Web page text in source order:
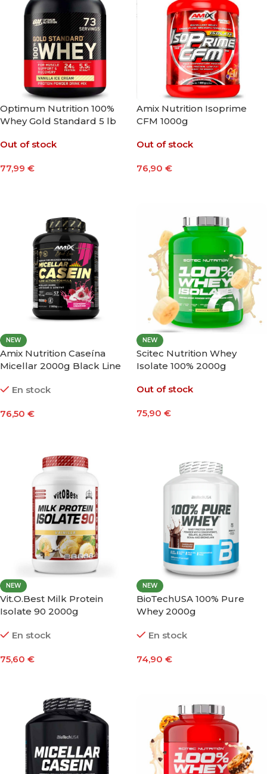
Optimum Nutrition 100%
Whey Gold Standard 5 lb
Out of stock
77,99 €
Amix Nutrition Isoprime
CFM 1000g
Out of stock
76,90 €
NEW
Amix Nutrition Caseína
Micellar 2000g Black Line
En stock
76,50 €
NEW
Scitec Nutrition Whey
Isolate 100% 2000g
Out of stock
75,90 €
NEW
Vit.O.Best Milk Protein
Isolate 90 2000g
En stock
75,60 €
NEW
BioTechUSA 100% Pure
Whey 2000g
En stock
74,90 €